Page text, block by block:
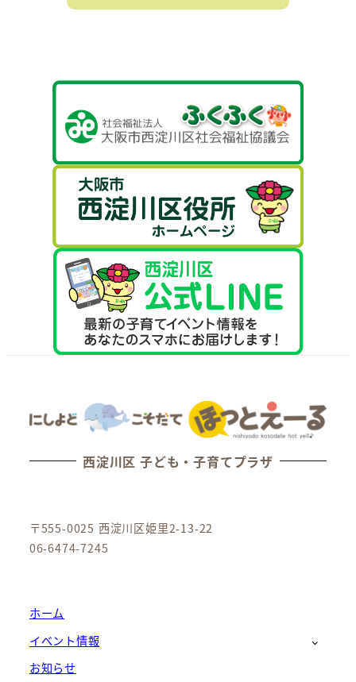
西淀川区 子ども・子育てプラザ
〒555-0025 西淀川区姫里2-13-22
06-6474-7245
ホーム
イベント情報
お知らせ